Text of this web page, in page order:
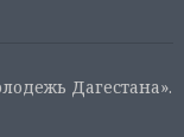
Дагестана».